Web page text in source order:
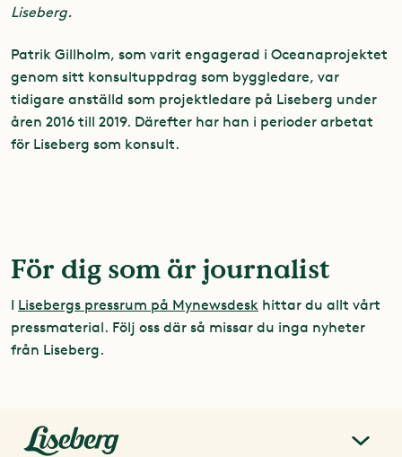
Liseberg.
Patrik Gillholm, som varit engagerad i Oceanaprojektet
genom sitt konsultuppdrag som byggledare, var
tidigare anställd som projektledare på Liseberg under
åren 2016 till 2019. Därefter har han i perioder arbetat
för Liseberg som konsult.
För dig som är journalist
I Lisebergs pressrum på Mynewsdesk hittar du allt vårt
pressmaterial. Följ oss där så missar du inga nyheter
från Liseberg.